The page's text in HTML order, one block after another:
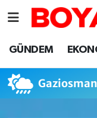
GÜNDEM
Sinop
Sinop Hava